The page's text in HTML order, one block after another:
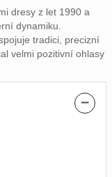
dresy z let 1990 a
dynamiku.
tradici, precizní
velmi pozitivní ohlasy
−